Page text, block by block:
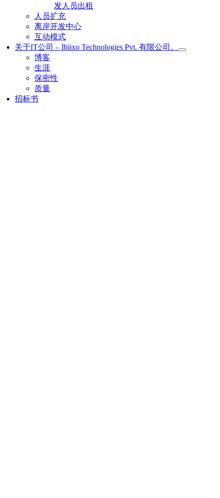
发人员出租
人员扩充
离岸开发中心
互动模式
关于IT公司 – Ibiixo Technologies Pvt. 有限公司。
博客
生涯
保密性
质量
招标书